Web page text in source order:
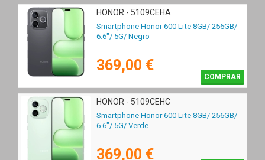
HONOR - 5109CEHA
Smartphone Honor 600 Lite 8GB/ 256GB/
6.6"/ 5G/ Negro
369,00 €
COMPRAR
HONOR - 5109CEHC
Smartphone Honor 600 Lite 8GB/ 256GB/
6.6"/ 5G/ Verde
369,00 €